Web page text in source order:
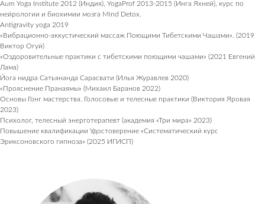
Aum Yoga Institute 2012 (Индия), YogaProf 2013-2015 (Инга Яхней), курс по
нейрологии и биохимии мозга Mind Detox.
Antigravity yoga 2019
«Вибрационно-аккустический массаж Поющими Тибетскими Чашами». (2019
Виктор Огуй)
«Оздоровительные практики с тибетскими поющими чашами» (2021 Евгений
Лама)
Йога нидра Сатьянанда Сарасвати (Илья Журавлев 2020)
«Прояснение Пранаямы» (Михаил Баранов 2022)
Основы Гонг мастерства. Голосовые и телесные практики (Виктория Яровая
2023)
Психолог, телесный энерготерапевт (академия «Три мира» 2023)
Повышение квалификации Удостоверение «Систематический курс
Эриксоновского гипноза» (2025 ИГИСП)
БУДЬ БЛИЖЕ К НАМ
ПАРТНЕРАМ
Аренда
Сотрудничество
Продукция
Вакансии
Консалтинг и продюсирование
ПОКУПАТЕЛЯМ
Оплата, доставка, возврат
Публичная оферта
Политика обработки данных
Пользовательское соглашение